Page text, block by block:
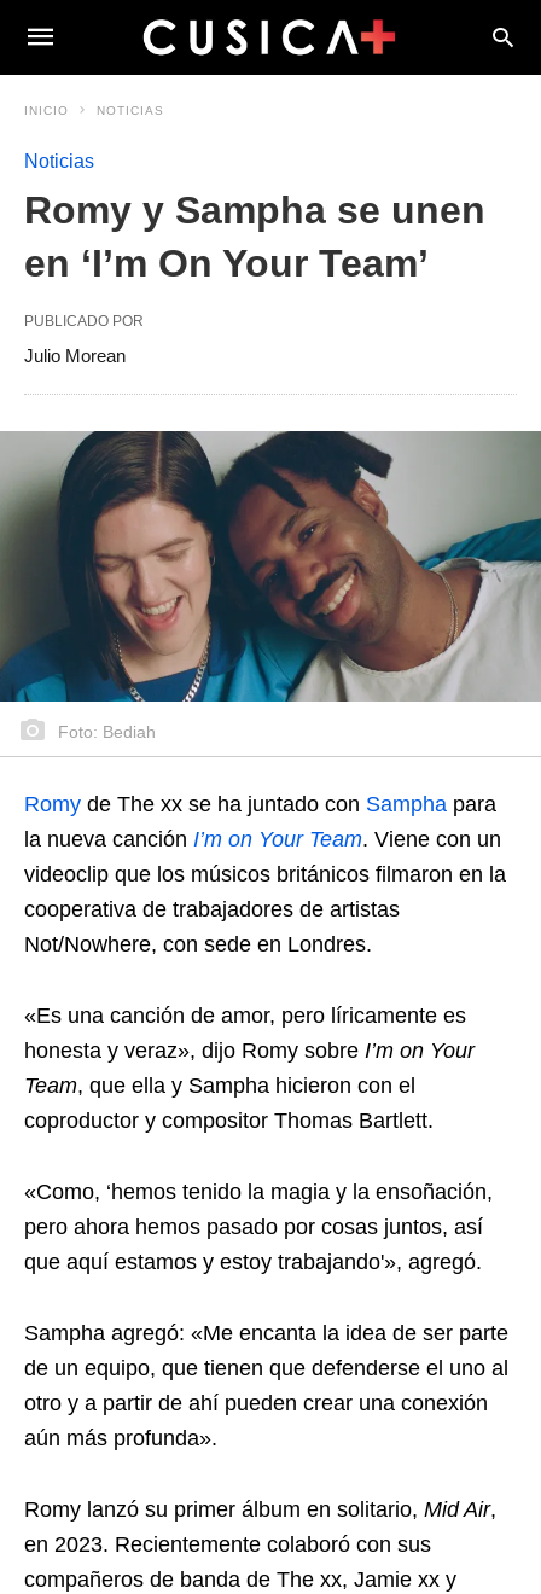
INICIO NOTICIAS
Noticias
Romy y Sampha se unen
en ‘I’m On Your Team’
PUBLICADO POR
Julio Morean
Foto: Bediah
Romy de The xx se ha juntado con Sampha para
la nueva canción I’m on Your Team. Viene con un
videoclip que los músicos británicos filmaron en la
cooperativa de trabajadores de artistas
Not/Nowhere, con sede en Londres.
«Es una canción de amor, pero líricamente es
honesta y veraz», dijo Romy sobre I’m on Your
Team, que ella y Sampha hicieron con el
coproductor y compositor Thomas Bartlett.
«Como, ‘hemos tenido la magia y la ensoñación,
pero ahora hemos pasado por cosas juntos, así
que aquí estamos y estoy trabajando'», agregó.
Sampha agregó: «Me encanta la idea de ser parte
de un equipo, que tienen que defenderse el uno al
otro y a partir de ahí pueden crear una conexión
aún más profunda».
Romy lanzó su primer álbum en solitario, Mid Air,
en 2023. Recientemente colaboró ​​con sus
compañeros de banda de The xx, Jamie xx y